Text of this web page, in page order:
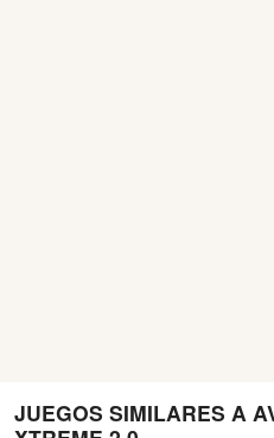
JUEGOS SIMILARES A